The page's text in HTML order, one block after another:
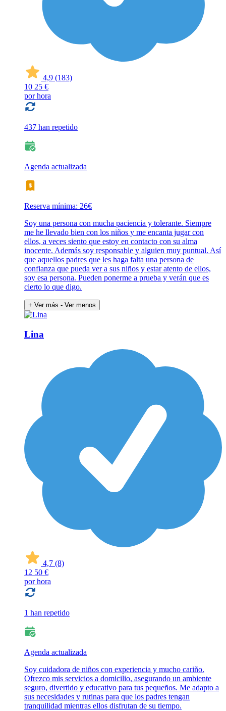
4,9 (183)
10 25 €
por hora
437 han repetido
Agenda actualizada
Reserva mínima: 26€
Soy una persona con mucha paciencia y tolerante. Siempre
me he llevado bien con los niños y me encanta jugar con
ellos, a veces siento que estoy en contacto con su alma
inocente. Además soy responsable y alguien muy puntual. Así
que aquellos padres que les haga falta una persona de
confianza que pueda ver a sus niños y estar atento de ellos,
soy esa persona. Pueden ponerme a prueba y verán que es
cierto lo que digo.
+ Ver más - Ver menos
Lina
4,7 (8)
12 50 €
por hora
1 han repetido
Agenda actualizada
Soy cuidadora de niños con experiencia y mucho cariño.
Ofrezco mis servicios a domicilio, asegurando un ambiente
seguro, divertido y educativo para tus pequeños. Me adapto a
sus necesidades y rutinas para que los padres tengan
tranquilidad mientras ellos disfrutan de su tiempo.